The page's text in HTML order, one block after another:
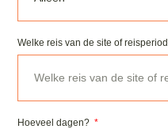
Welke reis van de site of
Hoeveel dagen?